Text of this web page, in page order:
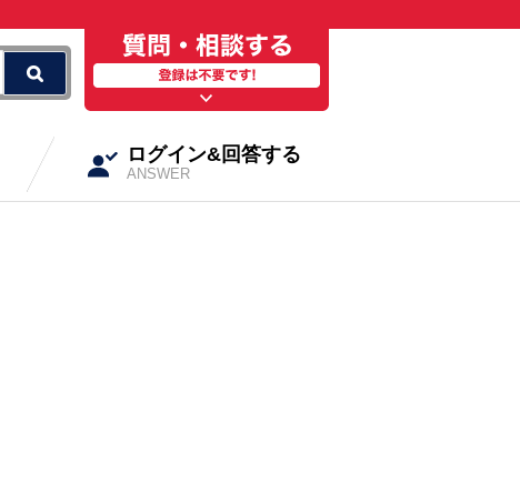
ログイン&回答する
ANSWER